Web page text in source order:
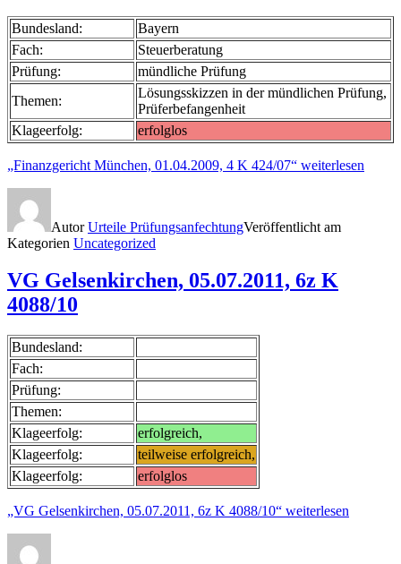
Bundesland:
Bayern
Fach:
Steuerberatung
Prüfung:
mündliche Prüfung
Themen:
Lösungsskizzen in der mündlichen Prüfung,
Prüferbefangenheit
Klageerfolg:
erfolglos
„Finanzgericht München, 01.04.2009, 4 K 424/07“ weiterlesen
AutorUrteile PrüfungsanfechtungVeröffentlicht am
Kategorien Uncategorized
VG Gelsenkirchen, 05.07.2011, 6z K
4088/10
Bundesland:
Fach:
Prüfung:
Themen:
Klageerfolg:
erfolgreich,
Klageerfolg:
teilweise erfolgreich,
Klageerfolg:
erfolglos
„VG Gelsenkirchen, 05.07.2011, 6z K 4088/10“ weiterlesen